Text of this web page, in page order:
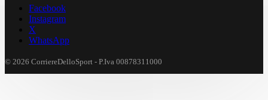
Facebook
Instagram
X
WhatsApp
© 2026 CorriereDelloSport - P.Iva 00878311000